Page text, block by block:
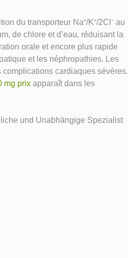
du transporteur Na⁺/K⁺/2Cl⁻ au
de chlore et d’eau, réduisant la
orale et encore plus rapide
et les néphropathies. Les
cardiaques sévères.
mg prix apparaît dans les
und Unabhängige Spezialist